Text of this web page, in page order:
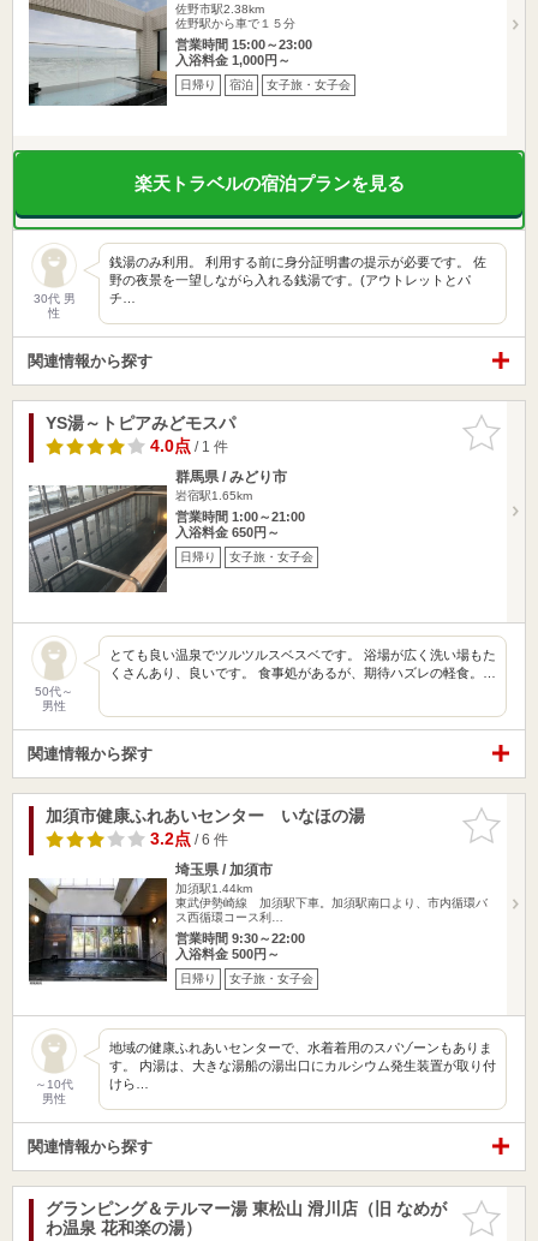
佐野市駅2.38km
佐野駅から車で１５分
営業時間 15:00～23:00
入浴料金 1,000円～
日帰り 宿泊 女子旅・女子会
楽天トラベルの宿泊プランを見る
30代 男
性
銭湯のみ利用。 利用する前に身分証明書の提示が必要です。 佐
野の夜景を一望しながら入れる銭湯です。(アウトレットとパ
チ…
関連情報から探す
お気に入
りに追加
YS湯～トピアみどモスパ
4.0点/ 1 件
群馬県 / みどり市
岩宿駅1.65km
営業時間 1:00～21:00
入浴料金 650円～
日帰り 女子旅・女子会
50代～
男性
とても良い温泉でツルツルスベスベです。 浴場が広く洗い場もた
くさんあり、良いです。 食事処があるが、期待ハズレの軽食。…
関連情報から探す
お気に入
りに追加
加須市健康ふれあいセンター いなほの湯
3.2点/ 6 件
埼玉県 / 加須市
加須駅1.44km
東武伊勢崎線 加須駅下車。加須駅南口より、市内循環バ
ス西循環コース利…
営業時間 9:30～22:00
入浴料金 500円～
日帰り 女子旅・女子会
～10代
男性
地域の健康ふれあいセンターで、水着着用のスパゾーンもありま
す。 内湯は、大きな湯船の湯出口にカルシウム発生装置が取り付
けら…
関連情報から探す
お気に入
りに追加
グランピング＆テルマー湯 東松山 滑川店（旧 なめが
わ温泉 花和楽の湯）